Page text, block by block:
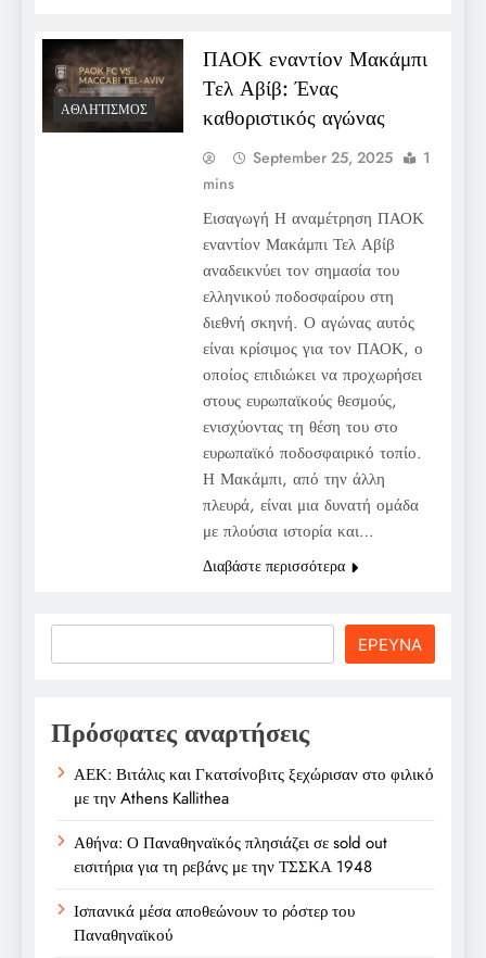
ΑΘΛΗΤΙΣΜΌΣ
ΠΑΟΚ εναντίον Μακάμπι
Τελ Αβίβ: Ένας
καθοριστικός αγώνας
September 25, 2025
1
mins
Εισαγωγή Η αναμέτρηση ΠΑΟΚ
εναντίον Μακάμπι Τελ Αβίβ
αναδεικνύει τον σημασία του
ελληνικού ποδοσφαίρου στη
διεθνή σκηνή. Ο αγώνας αυτός
είναι κρίσιμος για τον ΠΑΟΚ, ο
οποίος επιδιώκει να προχωρήσει
στους ευρωπαϊκούς θεσμούς,
ενισχύοντας τη θέση του στο
ευρωπαϊκό ποδοσφαιρικό τοπίο.
Η Μακάμπι, από την άλλη
πλευρά, είναι μια δυνατή ομάδα
με πλούσια ιστορία και…
Διαβάστε περισσότερα
ΕΡΕΥΝΑ
Πρόσφατες αναρτήσεις
ΑΕΚ: Βιτάλις και Γκατσίνοβιτς ξεχώρισαν στο φιλικό
με την Athens Kallithea
Αθήνα: Ο Παναθηναϊκός πλησιάζει σε sold out
εισιτήρια για τη ρεβάνς με την ΤΣΣΚΑ 1948
Ισπανικά μέσα αποθεώνουν το ρόστερ του
Παναθηναϊκού